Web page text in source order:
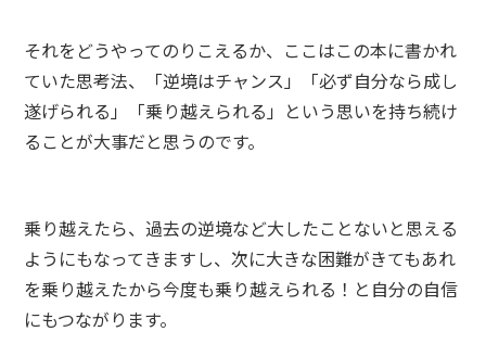
それをどうやってのりこえるか、ここはこの本に書かれ
ていた思考法、「逆境はチャンス」「必ず自分なら成し
遂げられる」「乗り越えられる」という思いを持ち続け
ることが大事だと思うのです。
乗り越えたら、過去の逆境など大したことないと思える
ようにもなってきますし、次に大きな困難がきてもあれ
を乗り越えたから今度も乗り越えられる！と自分の自信
にもつながります。